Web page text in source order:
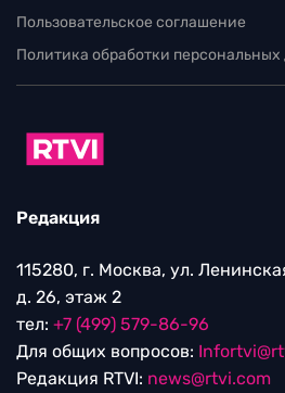
Пользовательское соглашение
Политика обработки
Редакция
115280, г. Москва, ул.
д. 26, этаж 2
тел: +7 (499) 579-86-96
Для общих вопросов:
Редакция RTVI: news@rtvi.com